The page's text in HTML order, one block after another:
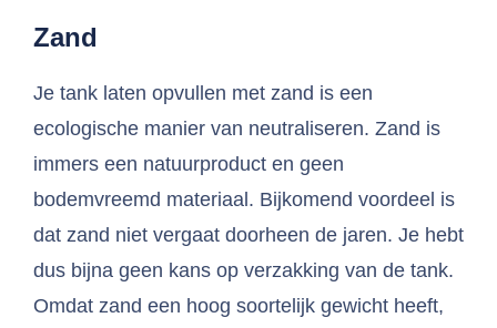
Zand
Je tank laten opvullen met zand is een
ecologische manier van neutraliseren. Zand is
immers een natuurproduct en geen
bodemvreemd materiaal. Bijkomend voordeel is
dat zand niet vergaat doorheen de jaren. Je hebt
dus bijna geen kans op verzakking van de tank.
Omdat zand een hoog soortelijk gewicht heeft,